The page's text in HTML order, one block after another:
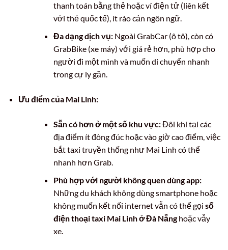
thanh toán bằng thẻ hoặc ví điện tử (liên kết
với thẻ quốc tế), ít rào cản ngôn ngữ.
Đa dạng dịch vụ:Ngoài GrabCar (ô tô), còn có
GrabBike (xe máy) với giá rẻ hơn, phù hợp cho
người đi một mình và muốn di chuyển nhanh
trong cự ly gần.
Ưu điểm của Mai Linh:
Sẵn có hơn ở một số khu vực:Đôi khi tại các
địa điểm ít đông đúc hoặc vào giờ cao điểm, việc
bắt taxi truyền thống như Mai Linh có thể
nhanh hơn Grab.
Phù hợp với người không quen dùng app:
Những du khách không dùng smartphone hoặc
không muốn kết nối internet vẫn có thể gọi số
điện thoại taxi Mai Linh ở Đà Nẵnghoặc vẫy
xe.